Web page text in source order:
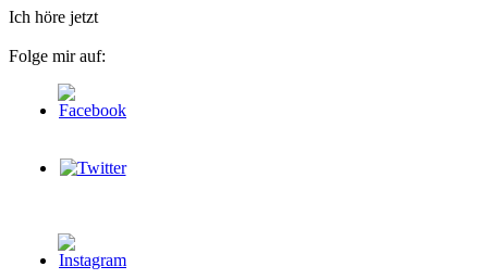
Ich höre jetzt
Folge mir auf: